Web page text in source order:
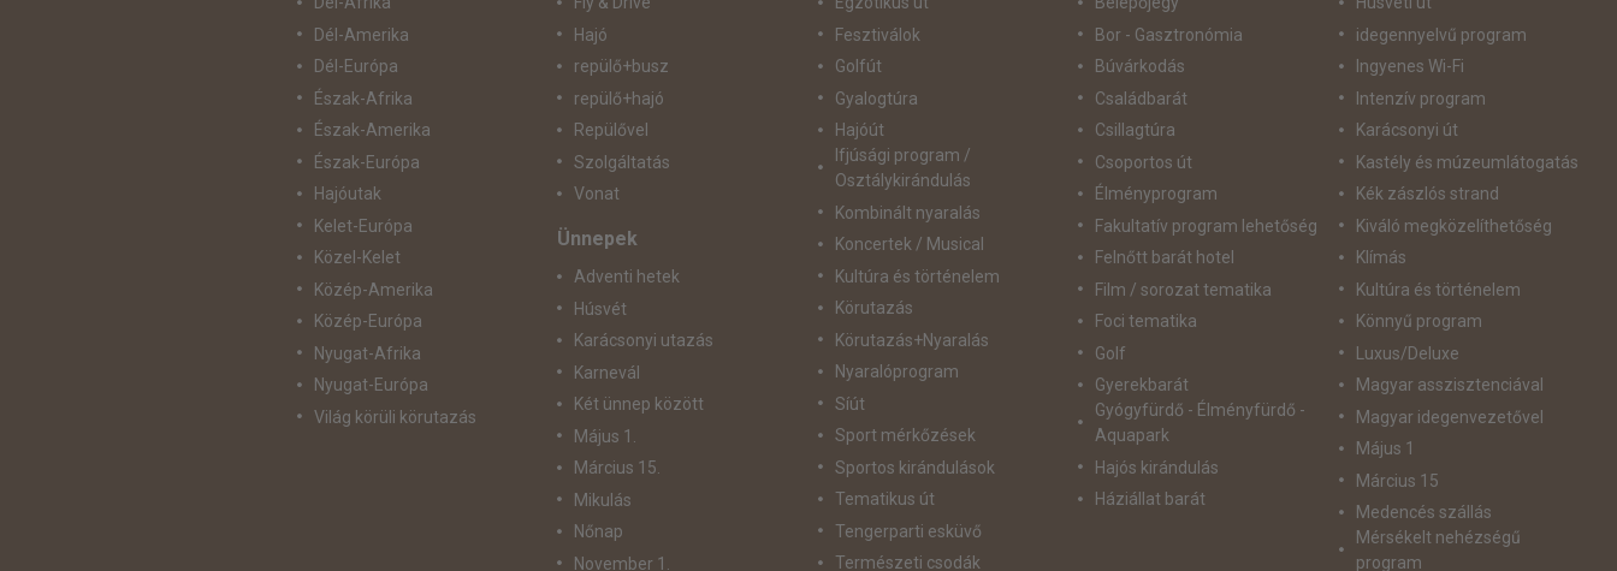
Dél-Amerika
Dél-Európa
Észak-Afrika
Észak-Amerika
Észak-Európa
Hajóutak
Kelet-Európa
Közel-Kelet
Közép-Amerika
Közép-Európa
Nyugat-Afrika
Nyugat-Európa
Világ körüli körutazás
Hajó
repülő+busz
repülő+hajó
Repülővel
Szolgáltatás
Vonat
Ünnepek
Adventi hetek
Húsvét
Karácsonyi utazás
Karnevál
Két ünnep között
Május 1.
Március 15.
Mikulás
Nőnap
November 1.
Fesztiválok
Golfút
Gyalogtúra
Hajóút
Ifjúsági program /
Osztálykirándulás
Kombinált nyaralás
Koncertek / Musical
Kultúra és történelem
Körutazás
Körutazás+Nyaralás
Nyaralóprogram
Síút
Sport mérkőzések
Sportos kirándulások
Tematikus út
Tengerparti esküvő
Természeti csodák
Bor - Gasztronómia
Búvárkodás
Családbarát
Csillagtúra
Csoportos út
Élményprogram
Fakultatív program lehetőség
Felnőtt barát hotel
Film / sorozat tematika
Foci tematika
Golf
Gyerekbarát
Gyógyfürdő - Élményfürdő -
Aquapark
Hajós kirándulás
Háziállat barát
idegennyelvű program
Ingyenes Wi-Fi
Intenzív program
Karácsonyi út
Kastély és múzeumlátogatás
Kék zászlós strand
Kiváló megközelíthetőség
Klímás
Kultúra és történelem
Könnyű program
Luxus/Deluxe
Magyar asszisztenciával
Magyar idegenvezetővel
Május 1
Március 15
Medencés szállás
Mérsékelt nehézségű
program